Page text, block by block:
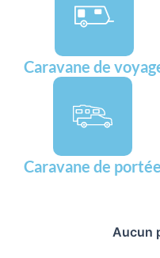
Caravane de
Caravane de portée
Aucun